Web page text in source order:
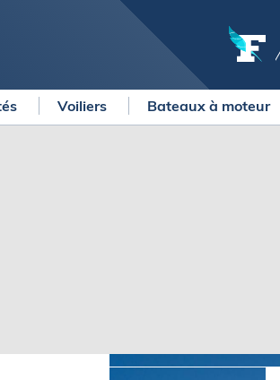
Transat Café l'Or
Voiliers Bateaux à moteur